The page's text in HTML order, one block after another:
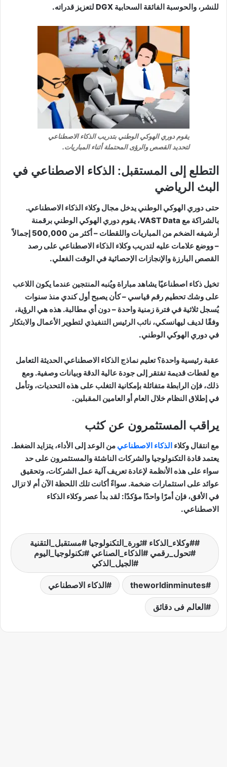
للنشر، والحوسبة الفائقة السحابية DGX لتعزيز قدراته.
يقوم دوري الهوكي الوطني بتدريب الذكاء الاصطناعي
لتحديد القصص والرؤى المحتملة أثناء المباريات.
التطلع إلى المستقبل: الذكاء الاصطناعي في
البث الرياضي
حتى دوري الهوكي الوطني يدخل مجال وكلاء الذكاء الاصطناعي.
بالشراكة مع VAST Data، يقوم دوري الهوكي الوطني برقمنة
أرشيفه الضخم من المباريات واللقطات – أكثر من 500,000 إجمالاً
– ووضع علامات عليه لتدريب وكلاء الذكاء الاصطناعي على رصد
القصص البارزة والإنجازات الإحصائية في الوقت الفعلي.
تخيل ذكاء اصطناعيًا يشاهد مباراة ويُنبه المنتجين عندما يكون اللاعب
على وشك تحطيم رقم قياسي – كأن يصبح أول كندي منذ سنوات
يُسجل ثلاثية في فترة زمنية واحدة – دون أي مطالبة. هذه هي الرؤية،
وفقًا لديف ليهانسكي، نائب الرئيس التنفيذي لتطوير الأعمال والابتكار
في دوري الهوكي الوطني.
عقبة رئيسية واحدة؟ تعليم نماذج الذكاء الاصطناعي الحديثة التعامل
مع لقطات قديمة تفتقر إلى جودة عالية الدقة وبيانات وصفية. ومع
ذلك، فإن الرابطة متفائلة بإمكانية التغلب على هذه التحديات، وتأمل
في إطلاق النظام خلال العام أو العامين المقبلين.
يراقب المستثمرون عن كثب
مع انتقال وكلاء الذكاء الاصطناعي من الوعد إلى الأداء، يتزايد الضغط.
يعتمد قادة التكنولوجيا والشركات الناشئة والمستثمرون على حد
سواء على هذه الأنظمة لإعادة تعريف آلية عمل الشركات، وتحقيق
عوائد على استثمارات ضخمة. سواءً أكانت تلك اللحظة الآن أم لا تزال
في الأفق، فإن أمرًا واحدًا مؤكدًا: لقد بدأ عصر وكلاء الذكاء
الاصطناعي.
#وكلاء_الذكاء #ثورة_التكنولوجيا #مستقبل_التقنية
#تحول_رقمي #الذكاء_الصناعي #تكنولوجيا_اليوم
#الجيل_الذكي
theworldinminutes الذكاء الاصطناعي
العالم فى دقائق